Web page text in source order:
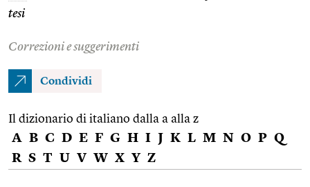
tesi
Correzioni e suggerimenti
Condividi
Il dizionario di italiano dalla a alla z
A B C D E F G H I J K L M N O P Q
R S T U V W X Y Z